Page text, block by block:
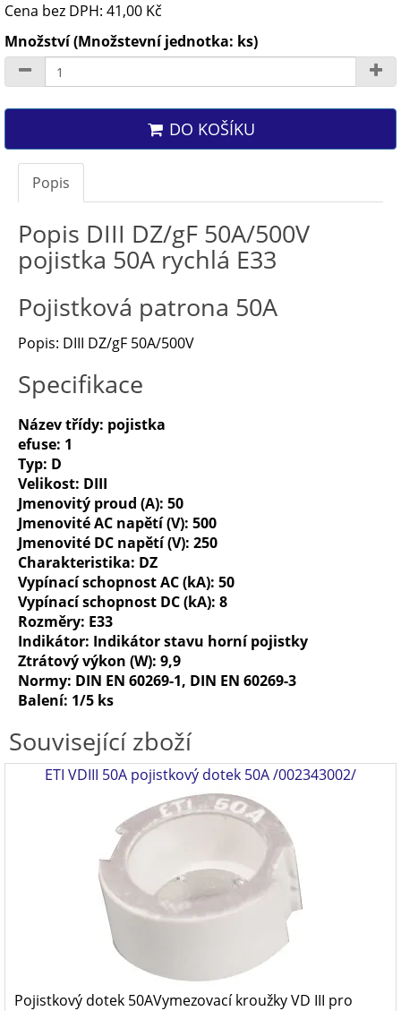
Cena bez DPH: 41,00 Kč
Množství (Množstevní jednotka: ks)
DO KOŠÍKU
Popis
Popis DIII DZ/gF 50A/500V
pojistka 50A rychlá E33
Pojistková patrona 50A
Popis: DIII DZ/gF 50A/500V
Specifikace
Název třídy: pojistka
efuse: 1
Typ: D
Velikost: DIII
Jmenovitý proud (A): 50
Jmenovité AC napětí (V): 500
Jmenovité DC napětí (V): 250
Charakteristika: DZ
Vypínací schopnost AC (kA): 50
Vypínací schopnost DC (kA): 8
Rozměry: E33
Indikátor: Indikátor stavu horní pojistky
Ztrátový výkon (W): 9,9
Normy: DIN EN 60269-1, DIN EN 60269-3
Balení: 1/5 ks
Související zboží
ETI VDIII 50A pojistkový dotek 50A /002343002/
Pojistkový dotek 50AVymezovací kroužky VD III pro